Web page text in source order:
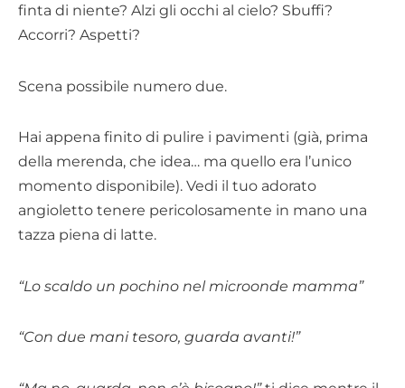
finta di niente? Alzi gli occhi al cielo? Sbuffi?
Accorri? Aspetti?
Scena possibile numero due.
Hai appena finito di pulire i pavimenti (già, prima
della merenda, che idea… ma quello era l’unico
momento disponibile). Vedi il tuo adorato
angioletto tenere pericolosamente in mano una
tazza piena di latte.
“Lo scaldo un pochino nel microonde mamma”
“Con due mani tesoro, guarda avanti!”